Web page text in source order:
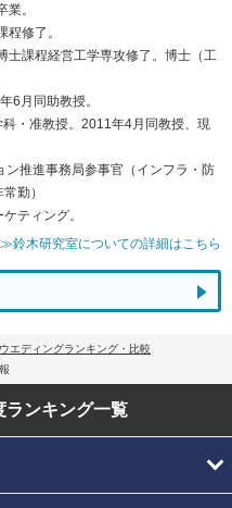
。
修了。
士課程経営工学専攻修了。博士（工
6月同助教授。
・准教授。2011年4月同教授、現
推進事務局参事官（インフラ・防
勤）
ティング。
≫鈴木研究室についての詳細はこちら
エディングランキング・比較
ランキング一覧